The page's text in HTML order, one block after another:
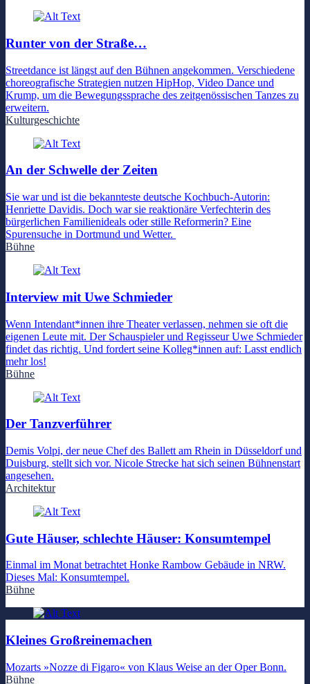
Runter von der Straße…
Streetdance ist längst auf den Bühnen angekommen. Verschiedene
choreografische Strategien nutzen HipHop, Video Dance und
Krump, um die Bewegungssprache des zeitgenössischen Tanzes zu
erweitern.
Kulturgeschichte
An der Schwelle der Zeiten
Sie war und ist die bekannteste deutsche Kochbuch-Autorin:
Henriette Davidis. Doch war sie reaktionäre Verfechterin des
bürgerlichen Familienideals oder stille Reformerin? Eine
Spurensuche in Dortmund und Wetter.
Bühne
Interview mit Uwe Schmieder
Wenn Intendant*innen ihre Theater verlassen, nehmen sie oft die
eigenen Leute mit. Der Schauspieler und Regisseur Uwe Schmieder
findet das richtig. Und fordert seine Kolleg*innen auf: Lasst endlich
mehr los!
Bühne
Der Tanzverführer
Demis Volpi, der neue Chef des Ballett am Rhein in Düsseldorf und
Duisburg, stellt sich vor. Nicole Strecke hat sich seinen Bühnenstart
angesehen.
Architektur
Gute Häuser, schlechte Häuser: Konsumtempel
Einmal im Monat betrachtet Honke Rambow Gebäude in NRW.
Dieses Mal: Konsumtempel.
Bühne
Kleines Großreinemachen
Mozarts »Nozze di Figaro« von Klaus Weise an der Oper Bonn.
Bühne